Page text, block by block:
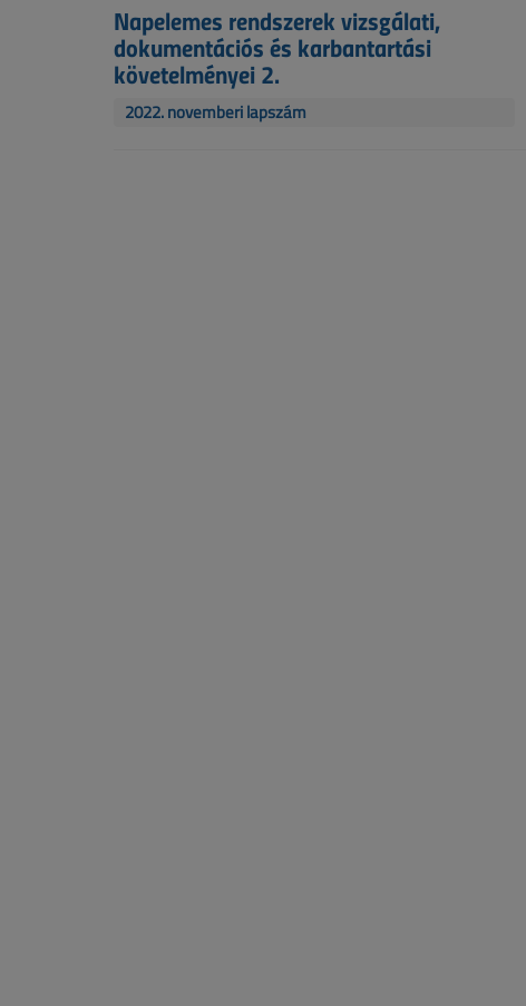
Napelemes rendszerek vizsgálati,
dokumentációs és karbantartási
követelményei 2.
2022. novemberi lapszám